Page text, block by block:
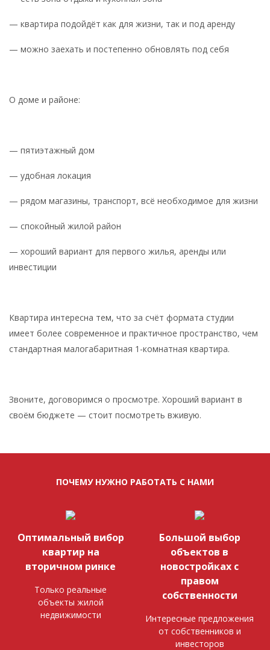
— квартира подойдёт как для жизни, так и под аренду
— можно заехать и постепенно обновлять под себя
О доме и районе:
— пятиэтажный дом
— удобная локация
— рядом магазины, транспорт, всё необходимое для жизни
— спокойный жилой район
— хороший вариант для первого жилья, аренды или
инвестиции
Квартира интересна тем, что за счёт формата студии
имеет более современное и практичное пространство, чем
стандартная малогабаритная 1-комнатная квартира.
Звоните, договоримся о просмотре. Хороший вариант в
своём бюджете — стоит посмотреть вживую.
ПОЧЕМУ НУЖНО РАБОТАТЬ С НАМИ
Оптимальный вибор
квартир на
вторичном ринке
Только реальные
объекты жилой
недвижимости
Большой выбор
объектов в
новостройках с
правом
собственности
Интересные предложения
от собственников и
инвесторов